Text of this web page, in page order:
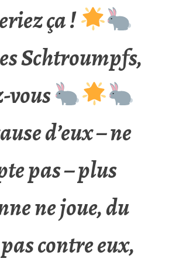
ça !
Schtroumpfs,
vous
d’eux – ne
pas – plus
ne joue, du
contre eux,